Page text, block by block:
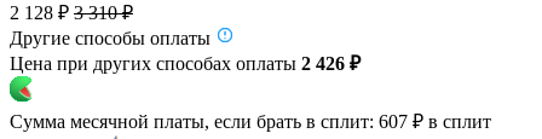
2 128 ₽ 3 310 ₽
Другие способы оплаты
Цена при других способах оплаты 2 426 ₽
Сумма месячной платы, если брать в сплит: 607 ₽ в сплит